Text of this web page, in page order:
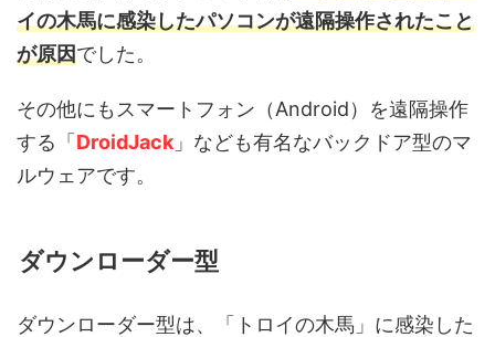
イの木馬に感染したパソコンが遠隔操作されたこと
が原因でした。
その他にもスマートフォン（Android）を遠隔操作
する「DroidJack 」なども有名なバックドア型のマ
ルウェアです。
ダウンローダー型
ダウンローダー型は、「トロイの木馬」に感染した